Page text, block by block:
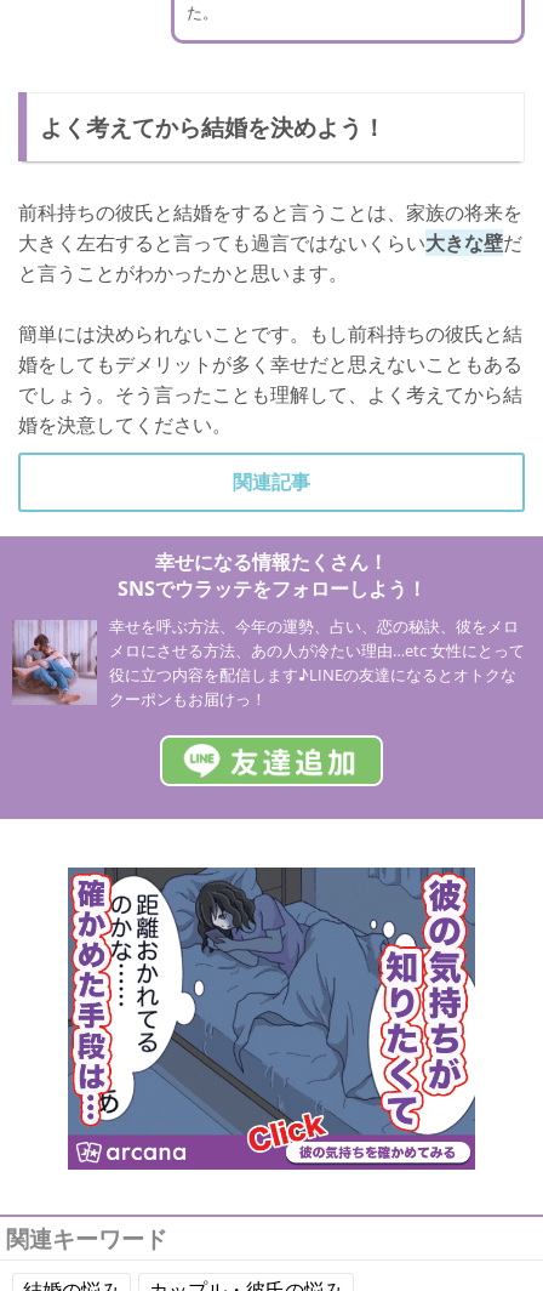
た。
よく考えてから結婚を決めよう！
前科持ちの彼氏と結婚をすると言うことは、家族の将来を
大きく左右すると言っても過言ではないくらい大きな壁だ
と言うことがわかったかと思います。
簡単には決められないことです。もし前科持ちの彼氏と結
婚をしてもデメリットが多く幸せだと思えないこともある
でしょう。そう言ったことも理解して、よく考えてから結
婚を決意してください。
関連記事
幸せになる情報たくさん！
SNSでウラッテをフォローしよう！
幸せを呼ぶ方法、今年の運勢、占い、恋の秘訣、彼をメロ
メロにさせる方法、あの人が冷たい理由…etc 女性にとって
役に立つ内容を配信します♪LINEの友達になるとオトクな
クーポンもお届けっ！
関連キーワード